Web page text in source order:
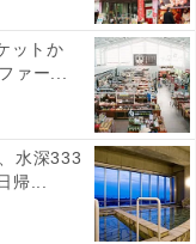
でも快適な耳掛け
ね！
しい」「ジャンル
ます。一方で、
低音の迫力を求め
原音に近い繊細な
ットか
ァー...
水深333
帰...